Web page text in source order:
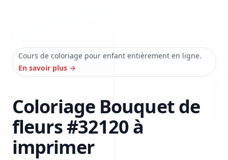
Cours de coloriage pour enfant entièrement en ligne.
En savoir plus →
Coloriage Bouquet de
fleurs #32120 à
imprimer